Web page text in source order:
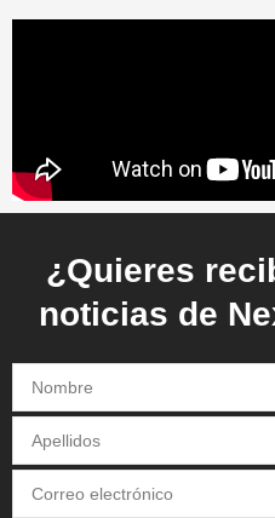
¿Quieres
noticias de